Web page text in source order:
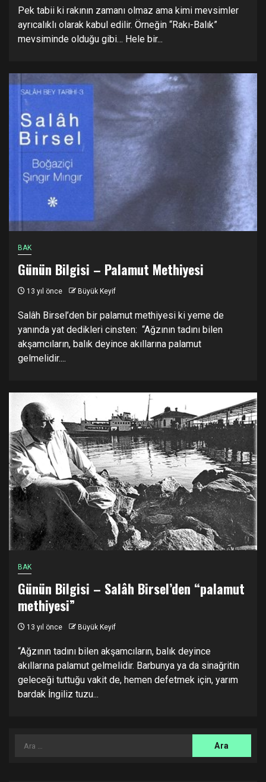
Pek tabii ki rakının zamanı olmaz ama kimi mevsimler
ayrıcalıklı olarak kabul edilir. Örneğin “Rakı-Balık”
mevsiminde olduğu gibi… Hele bir...
BAK
Günün Bilgisi – Palamut Methiyesi
13 yıl önce Büyük Keyif
Salâh Birsel’den bir palamut methiyesi ki yeme de
yanında yat dedikleri cinsten: “Ağzının tadını bilen
akşamcıların, balık deyince akıllarına palamut
gelmelidir....
BAK
Günün Bilgisi – Salâh Birsel’den “palamut
methiyesi”
13 yıl önce Büyük Keyif
“Ağzının tadını bilen akşamcıların, balık deyince
akıllarına palamut gelmelidir. Barbunya ya da sinağritin
geleceği tuttuğu vakit de, hemen defetmek için, yarım
bardak İngiliz tuzu...
Arama: